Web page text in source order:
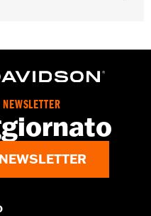
Wolverine Worldwide –
15 cm/ altezza tacco: